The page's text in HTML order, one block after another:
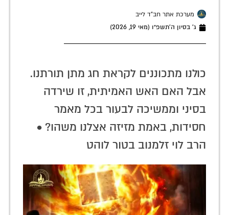
מערכת אתר חב"ד לייב
ג׳ בסיון ה׳תשפ״ו (מאי 19, 2026)
כולנו מתכוננים לקראת חג מתן תורתנו.
אבל האם האש האמיתית, זו שירדה
בסיני וממשיכה לבעור בכל מאמר
חסידות, באמת מזיזה אצלנו משהו? •
הרב לוי זלמנוב בטור לוהט